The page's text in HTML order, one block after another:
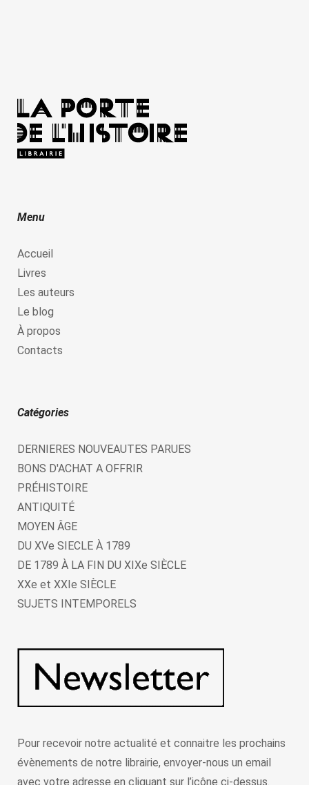
Menu
Accueil
Livres
Les auteurs
Le blog
À propos
Contacts
Catégories
DERNIERES NOUVEAUTES PARUES
BONS D'ACHAT A OFFRIR
PRÉHISTOIRE
ANTIQUITÉ
MOYEN ÂGE
DU XVe SIECLE À 1789
DE 1789 À LA FIN DU XIXe SIÈCLE
XXe et XXIe SIÈCLE
SUJETS INTEMPORELS
Pour recevoir notre actualité et connaitre les prochains
évènements de notre librairie, envoyer-nous un email
avec votre adresse en cliquant sur l’icône ci-dessus.